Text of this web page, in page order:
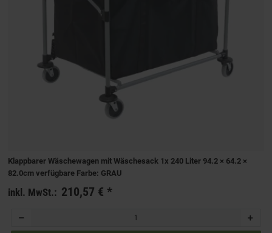
Klappbarer Wäschewagen mit Wäschesack 1x 240 Liter 94.2 × 64.2 ×
82.0cm verfügbare Farbe: GRAU
inkl. MwSt.: 210,57 €*